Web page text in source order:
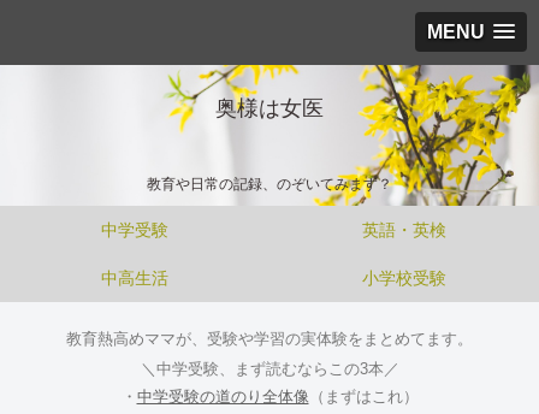
MENU
奥様は女医
教育や日常の記録、のぞいてみます？
中学受験 英語・英検
中高生活 小学校受験
教育熱高めママが、受験や学習の実体験をまとめてます。
＼中学受験、まず読むならこの3本／
・ 中学受験の道のり全体像 （まずはこれ）